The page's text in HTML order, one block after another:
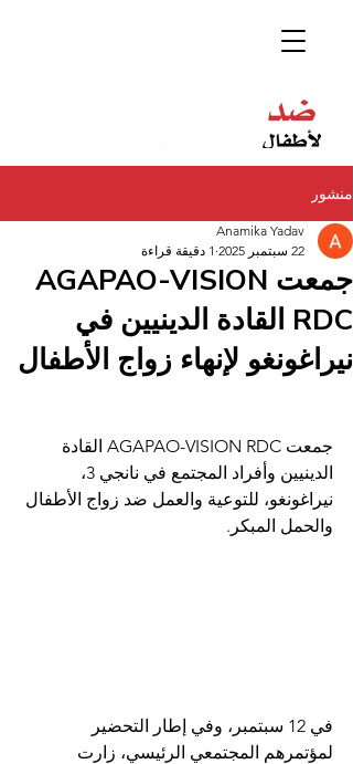
منشور
جمعت AGAPAO-VISION
RDC القادة الدينيين في
نيراغونغو لإنهاء زواج الأطفال
Anamika Yadav
22 سبتمبر 2025
1 دقيقة قراءة
جمعت AGAPAO-VISION RDC القادة
الدينيين وأفراد المجتمع في نانجي 3،
نيراغونغو، للتوعية والعمل ضد زواج الأطفال
والحمل المبكر.
في 12 سبتمبر، وفي إطار التحضير
لمؤتمرهم المجتمعي الرئيسي، زارت